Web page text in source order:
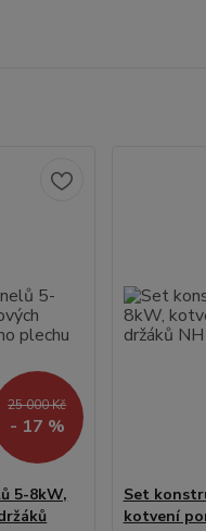
25 000 Kč
- 17 %
5-8kW,
Set
kotvení